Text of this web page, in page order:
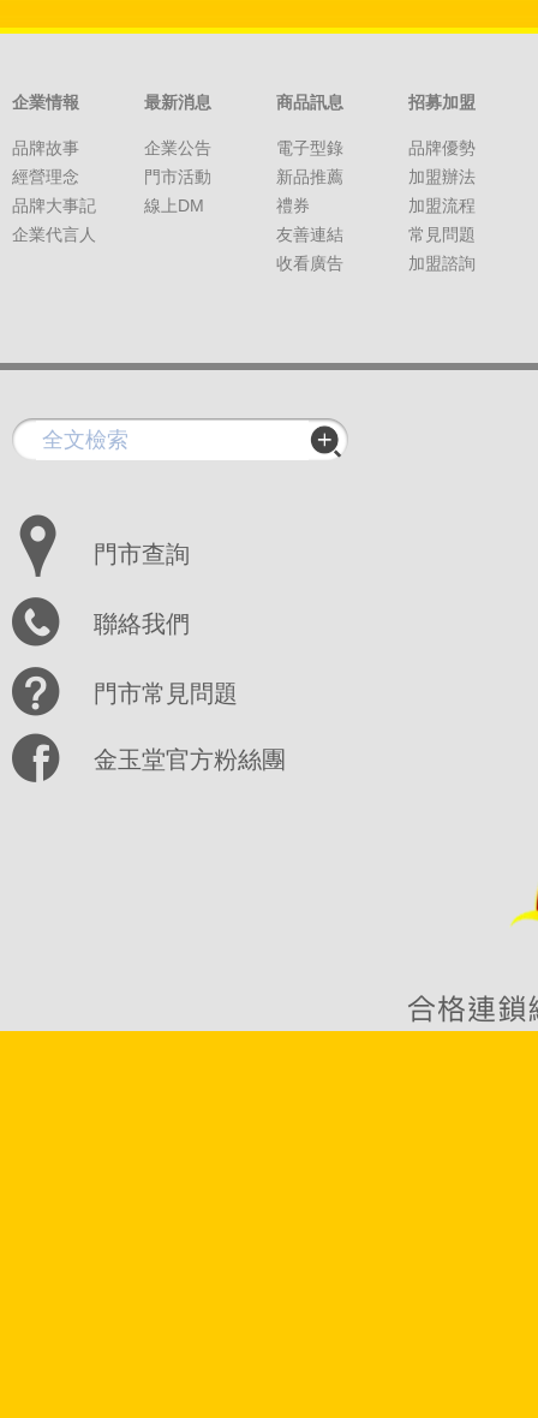
企業情報
品牌故事
經營理念
品牌大事記
企業代言人
最新消息
企業公告
門市活動
線上DM
商品訊息
電子型錄
新品推薦
禮券
友善連結
收看廣告
招募加盟
品牌優勢
加盟辦法
加盟流程
常見問題
加盟諮詢
門市查詢
聯絡我們
門市常見問題
金玉堂官方粉絲團